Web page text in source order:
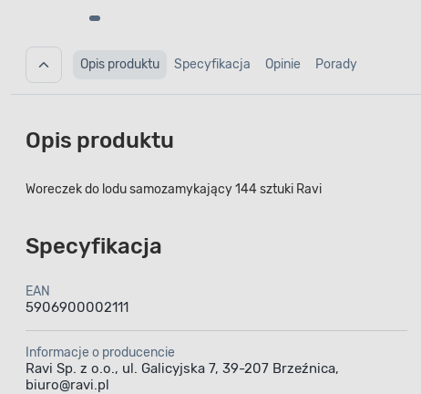
Opis produktu Specyfikacja Opinie Porady
Opis produktu
Woreczek do lodu samozamykający 144 sztuki Ravi
Specyfikacja
EAN
5906900002111
Informacje o producencie
Ravi Sp. z o.o., ul. Galicyjska 7, 39-207 Brzeźnica,
biuro@ravi.pl